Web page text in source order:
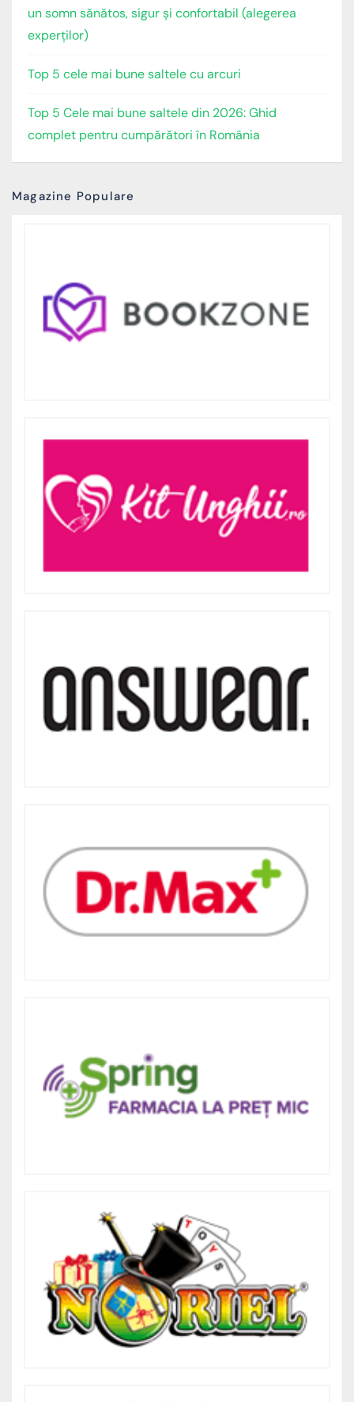
un somn sănătos, sigur și confortabil (alegerea
experților)
Top 5 cele mai bune saltele cu arcuri
Top 5 Cele mai bune saltele din 2026: Ghid
complet pentru cumpărători în România
Magazine Populare